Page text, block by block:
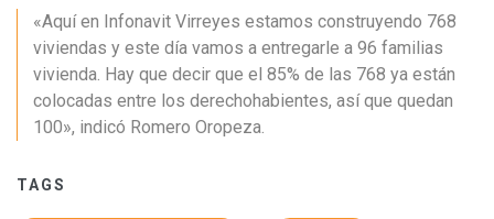
«Aquí en Infonavit Virreyes estamos construyendo 768
viviendas y este día vamos a entregarle a 96 familias
vivienda. Hay que decir que el 85% de las 768 ya están
colocadas entre los derechohabientes, así que quedan
100», indicó Romero Oropeza.
TAGS